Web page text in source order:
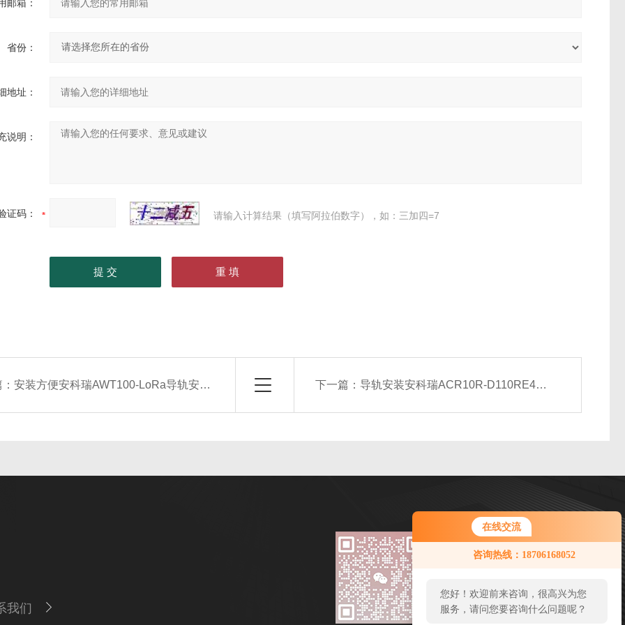
在线交流
咨询热线：18706168052
您好！欢迎前来咨询，很高兴为您
服务，请问您要咨询什么问题呢？
您好，看您停留很久了，是否找到
了需求产品，您可以直接在线与我
邮箱：
省份：
地址：
说明：
证码： 请输入计算结果（填写阿拉伯数字），如：三加四=7
：安装方便安科瑞AWT100-LoRa导轨安装无线通信终端 下一篇： 导轨安装安科瑞ACR10R-D110RE4光伏并网柜用电力仪表
我们
微信扫一扫
传真：
地址：江苏省江阴市南闸东盟路5号